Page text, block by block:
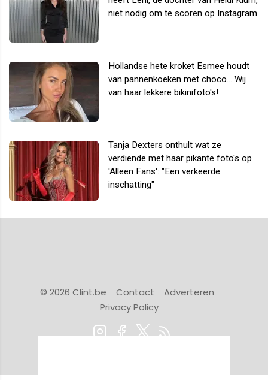
niet nodig om te scoren op Instagram
Hollandse hete kroket Esmee houdt
van pannenkoeken met choco... Wij
van haar lekkere bikinifoto's!
Tanja Dexters onthult wat ze
verdiende met haar pikante foto's op
'Alleen Fans': "Een verkeerde
inschatting"
© 2026 Clint.be Contact
Adverteren
Privacy Policy